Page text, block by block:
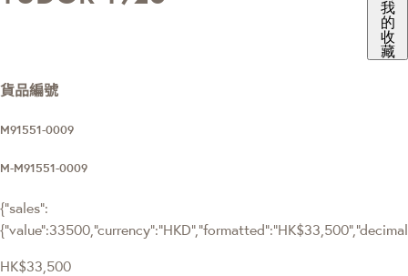
我
的
收
藏
貨品編號
M91551-0009
M-M91551-0009
{"sales":
HK$33,500